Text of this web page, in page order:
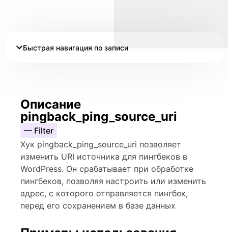
Быстрая навигация по записи
Описание
pingback_ping_source_uri
— Filter
Хук pingback_ping_source_uri позволяет
изменить URI источника для пингбеков в
WordPress. Он срабатывает при обработке
пингбеков, позволяя настроить или изменить
адрес, с которого отправляется пингбек,
перед его сохранением в базе данных